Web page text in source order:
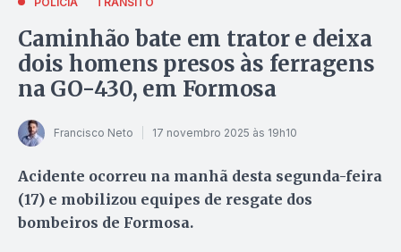
Caminhão bate em trator e deixa
dois homens presos às ferragens
na GO-430, em Formosa
Francisco Neto 17 novembro 2025 às 19h10
Acidente ocorreu na manhã desta segunda-feira
(17) e mobilizou equipes de resgate dos
bombeiros de Formosa.